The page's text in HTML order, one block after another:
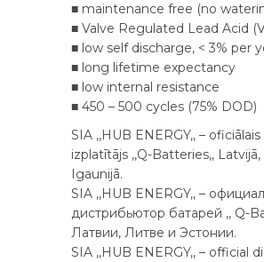
■ maintenance free (no
■ Valve Regulated Lead Acid
■ low self discharge, < 3% per
■ long lifetime expectancy
■ low internal resistance
■ 450 – 500 cycles (75% DOD)
SIA ,,HUB ENERGY,, –
izplatītājs ,,Q-Batteries,,
Igaunijā.
SIA ,,HUB ENERGY,, –
дистрибьютор батарей ,, Q-
Латвии, Литве и Эстонии.
SIA ,,HUB ENERGY,, – official